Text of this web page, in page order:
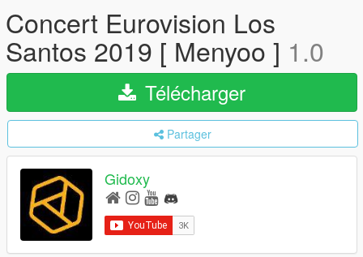
Concert Eurovision Los
Santos 2019 [ Menyoo ] 1.0
Télécharger
Partager
Gidoxy